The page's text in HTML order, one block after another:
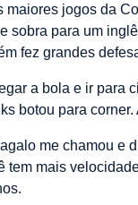
jogos da
sobra para um
fez grandes
a bola e ir
botou para
me chamou e
mais